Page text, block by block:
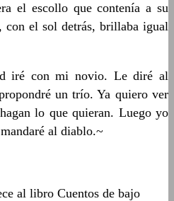
el escollo que contenía a su
con el sol detrás, brillaba igual
iré con mi novio. Le diré al
un trío. Ya quiero ver
lo que quieran. Luego yo
al diablo.~
al libro Cuentos de bajo